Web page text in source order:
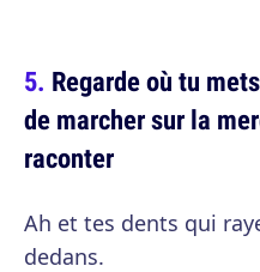
Regarde où tu
de marcher sur la
raconter
Ah et tes dents qui
dedans.